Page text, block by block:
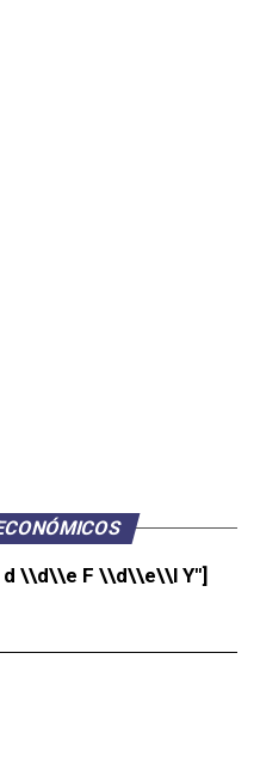
\\d\\e F \\d\\e\\l Y"]